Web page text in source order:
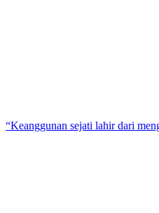
“Keanggunan sejati lahir dari